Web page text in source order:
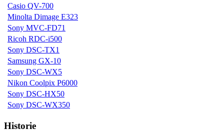
Casio QV-700
Minolta Dimage E323
Sony MVC-FD71
Ricoh RDC-i500
Sony DSC-TX1
Samsung GX-10
Sony DSC-WX5
Nikon Coolpix P6000
Sony DSC-HX50
Sony DSC-WX350
Historie